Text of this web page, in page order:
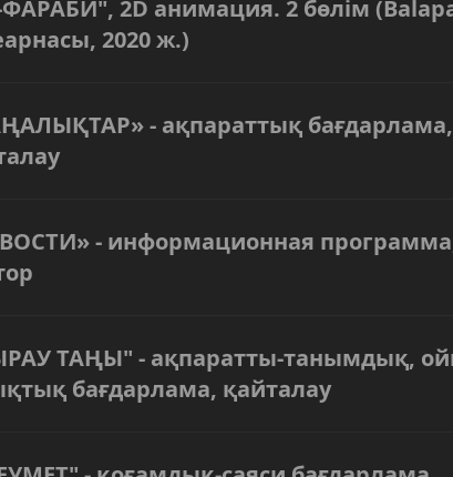
2D анимация. 2 бөлім
2020 ж.)
- ақпараттық бағдарлама,
- информационная
ТАҢЫ" - ақпаратты-танымдық,
бағдарлама, қайталау